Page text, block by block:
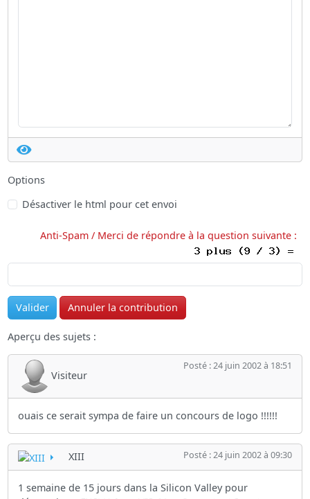
Options
Désactiver le html pour cet envoi
Anti-Spam / Merci de répondre à la question suivante :
Aperçu des sujets :
Visiteur
Posté : 24 juin 2002 à 18:51
ouais ce serait sympa de faire un concours de logo !!!!!!
XIII Posté : 24 juin 2002 à 09:30
1 semaine de 15 jours dans la Silicon Valley pour